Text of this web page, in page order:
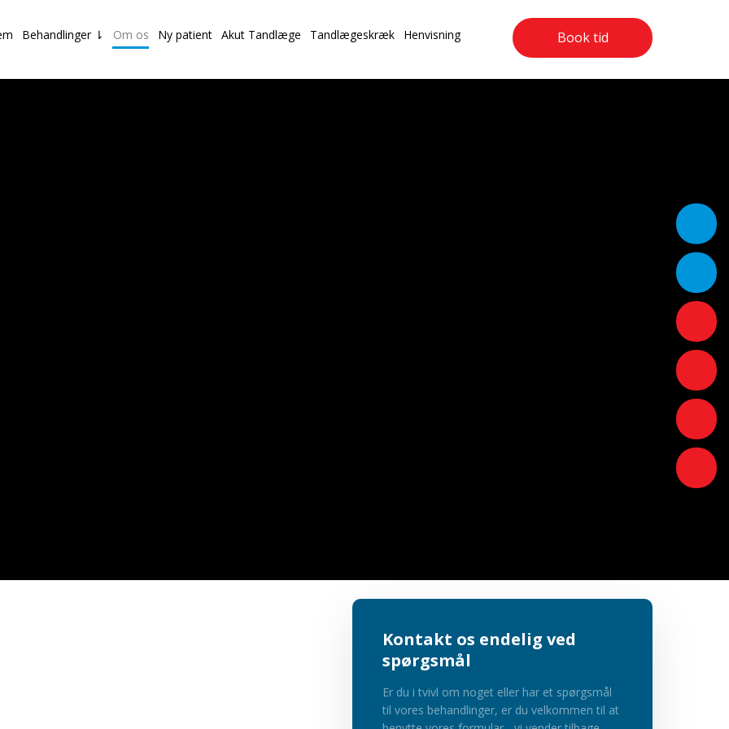
Behandlinger ⇂ Om os Ny patient Akut Tandlæge Tandlægeskræk Henvisning Book tid
Kontakt os endelig ved
spørgsmål
Er du i tvivl om noget eller har et spørgsmål
til vores behandlinger, er du velkommen til at